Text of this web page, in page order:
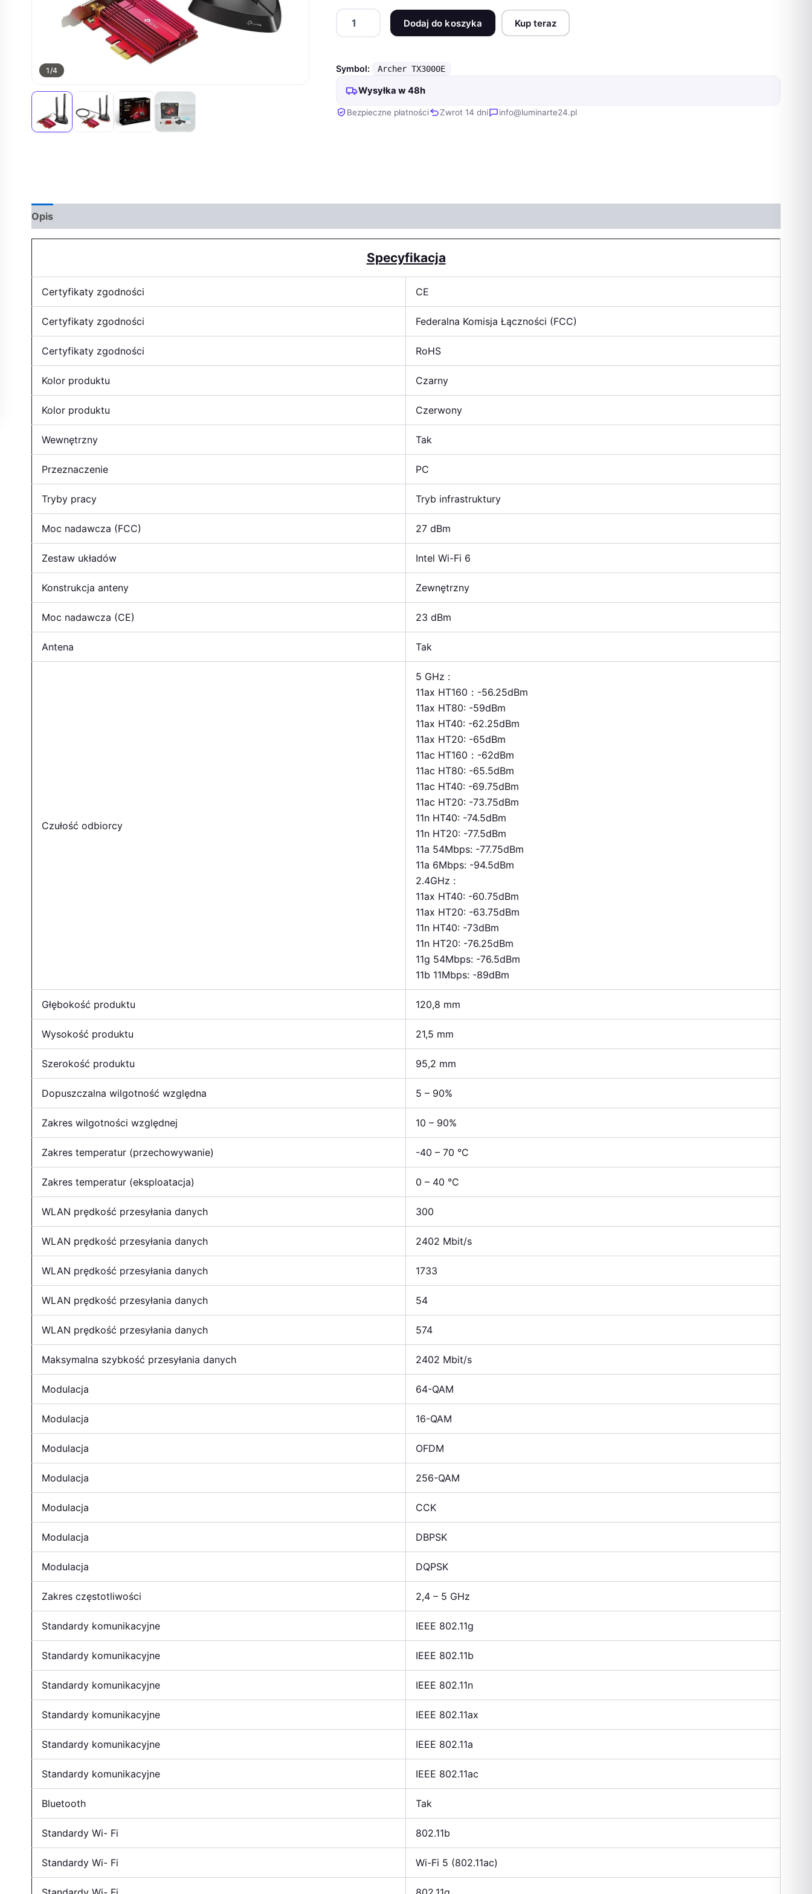
1/4
Karta
Archer
TX3000E
Dodaj do koszyka Kup teraz
Symbol: Archer TX3000E
Wysyłka w 48h
Bezpieczne płatności Zwrot 14 dni info@luminarte24.pl
Opis
Specyfikacja
Certyfikaty zgodności CE
Certyfikaty zgodności Federalna Komisja Łączności (FCC)
Certyfikaty zgodności RoHS
Kolor produktu Czarny
Kolor produktu Czerwony
Wewnętrzny Tak
Przeznaczenie PC
Tryby pracy Tryb infrastruktury
Moc nadawcza (FCC) 27 dBm
Zestaw układów Intel Wi-Fi 6
Konstrukcja anteny Zewnętrzny
Moc nadawcza (CE) 23 dBm
Antena Tak
Czułość odbiorcy
5 GHz :
11ax HT160：-56.25dBm
11ax HT80: -59dBm
11ax HT40: -62.25dBm
11ax HT20: -65dBm
11ac HT160：-62dBm
11ac HT80: -65.5dBm
11ac HT40: -69.75dBm
11ac HT20: -73.75dBm
11n HT40: -74.5dBm
11n HT20: -77.5dBm
11a 54Mbps: -77.75dBm
11a 6Mbps: -94.5dBm
2.4GHz :
11ax HT40: -60.75dBm
11ax HT20: -63.75dBm
11n HT40: -73dBm
11n HT20: -76.25dBm
11g 54Mbps: -76.5dBm
11b 11Mbps: -89dBm
Głębokość produktu 120,8 mm
Wysokość produktu 21,5 mm
Szerokość produktu 95,2 mm
Dopuszczalna wilgotność względna 5 – 90%
Zakres wilgotności względnej 10 – 90%
Zakres temperatur (przechowywanie) -40 – 70 °C
Zakres temperatur (eksploatacja) 0 – 40 °C
WLAN prędkość przesyłania danych 300
WLAN prędkość przesyłania danych 2402 Mbit/s
WLAN prędkość przesyłania danych 1733
WLAN prędkość przesyłania danych 54
WLAN prędkość przesyłania danych 574
Maksymalna szybkość przesyłania danych 2402 Mbit/s
Modulacja 64-QAM
Modulacja 16-QAM
Modulacja OFDM
Modulacja 256-QAM
Modulacja CCK
Modulacja DBPSK
Modulacja DQPSK
Zakres częstotliwości 2,4 – 5 GHz
Standardy komunikacyjne IEEE 802.11g
Standardy komunikacyjne IEEE 802.11b
Standardy komunikacyjne IEEE 802.11n
Standardy komunikacyjne IEEE 802.11ax
Standardy komunikacyjne IEEE 802.11a
Standardy komunikacyjne IEEE 802.11ac
Bluetooth Tak
Standardy Wi- Fi 802.11b
Standardy Wi- Fi Wi-Fi 5 (802.11ac)